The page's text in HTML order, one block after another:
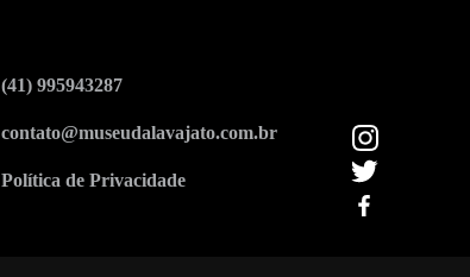
(41) 995943287
contato@museudalavajato.com.br
Política de Privacidade